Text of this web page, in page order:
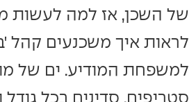
של השכן, אז למה לעשות
לראות איך משכנעים קהל
למשפחת המודיע. ים של
סטריפים, סדינים בכל